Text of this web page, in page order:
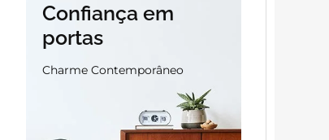
Confiança em
portas
Charme Contemporâneo